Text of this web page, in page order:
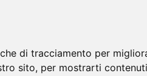
di tracciamento per
sito, per mostrarti contenuti
Quanto dura il volo da